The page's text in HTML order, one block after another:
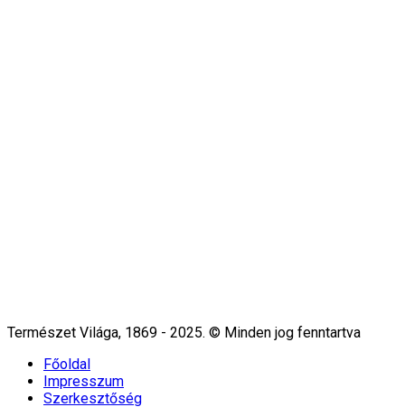
Természet Világa, 1869 - 2025. © Minden jog fenntartva
Főoldal
Impresszum
Szerkesztőség